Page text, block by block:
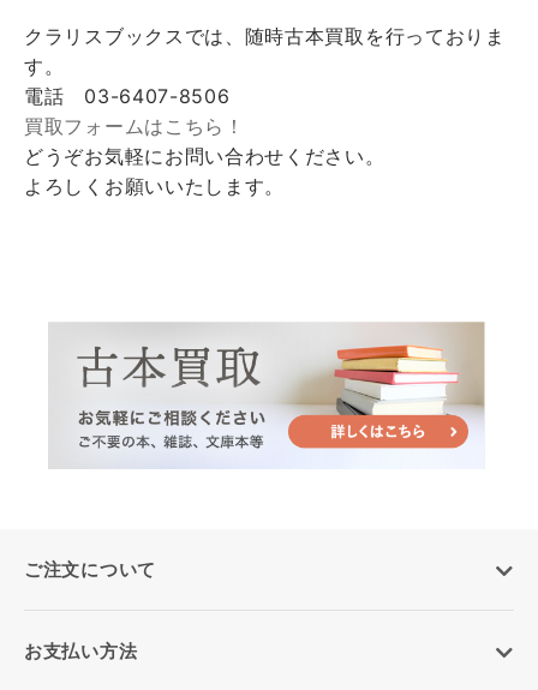
クラリスブックスでは、随時古本買取を行っておりま
す。
電話 03-6407-8506
買取フォームはこちら！
どうぞお気軽にお問い合わせください。
よろしくお願いいたします。
ご注文について
お支払い方法